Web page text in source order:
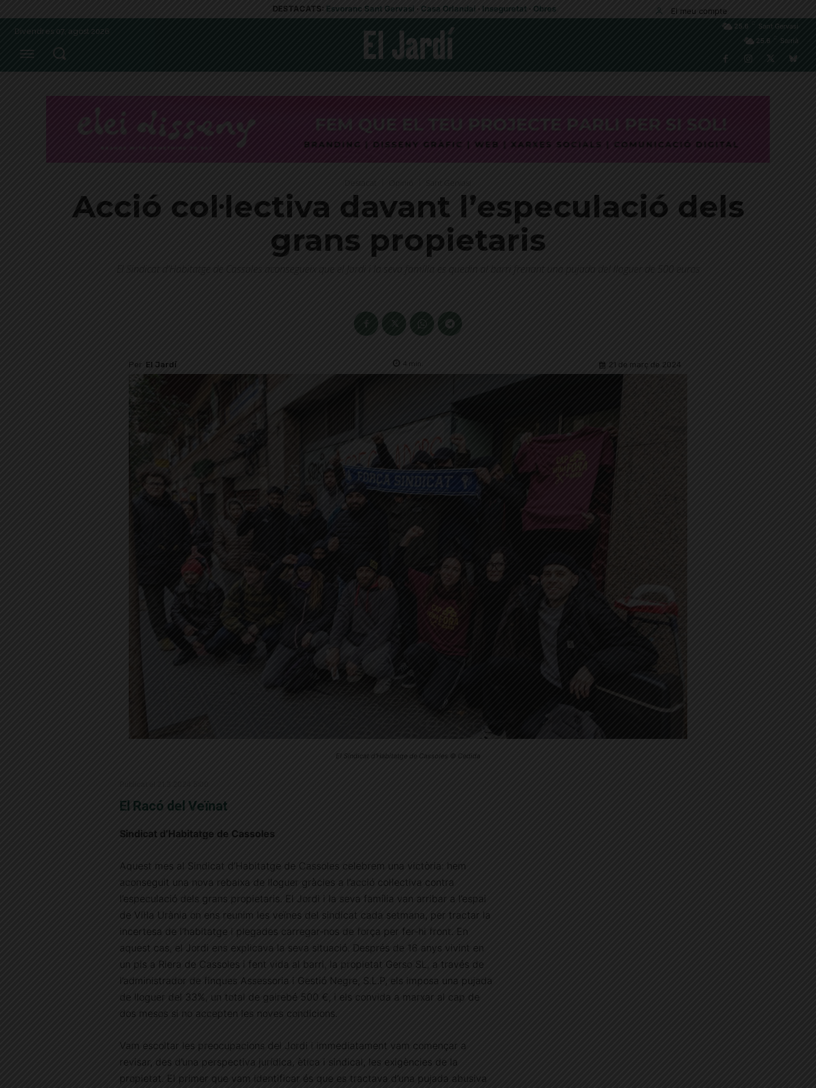
DESTACATS: Esvoranc Sant Gervasi · Casa Orlandai · Inseguretat · Obres El meu compte
Divendres 07, agost 2026
25.6
Sant Gervasi
25.6
Sarrià
Sant Gervasi
Acció col·lectiva davant l’especulació dels
grans propietaris
El Sindicat d'Habitatge de Cassoles aconsegueix que el Jordi i la seva família es quedin al barri frenant una pujada del lloguer de 500 euros
Per El Jardí 4 min. 21 de març de 2024
El Sindicat d'Habitatge de Cassoles © Cedida
El Racó del Veïnat
Sindicat d’Habitatge de Cassoles
Aquest mes al Sindicat d’Habitatge de Cassoles celebrem una victòria: hem
aconseguit una nova rebaixa de lloguer gràcies a l’acció col·lectiva contra
l’especulació dels grans propietaris. El Jordi i la seva família van arribar a l’espai
de Vil·la Urània on ens reunim les veïnes del sindicat cada setmana, per tractar la
incertesa de l’habitatge i plegades carregar-nos de força per fer-hi front. En
aquest cas, el Jordi ens explicava la seva situació. Després de 16 anys vivint en
un pis a Riera de Cassoles i fent vida al barri, la propietat Gerso SL, a través de
l’administrador de finques Assessoria i Gestió Negre, S.L.P, els imposa una pujada
de lloguer del 33%, un total de gairebé 500 €, i els convida a marxar al cap de
dos mesos si no accepten les noves condicions.
Vam escoltar les preocupacions del Jordi i immediatament vam començar a
revisar, des d’una perspectiva jurídica, ètica i sindical, les exigències de la
propietat. El primer que vam identificar és que es tractava d’una pujada abusiva